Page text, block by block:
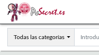
Todas las categorías